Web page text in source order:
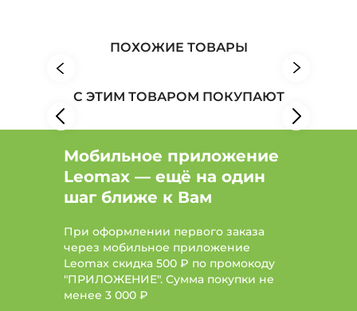
ПОХОЖИЕ ТОВАРЫ
С ЭТИМ ТОВАРОМ ПОКУПАЮТ
Мобильное приложение
Leomax — ещё на один
шаг ближе к Вам
При оформлении первого заказа
через мобильное приложение
Leomax скидка 500 ₽ по промокоду
"ПРИЛОЖЕНИЕ". Сумма покупки не
менее 3 000 ₽